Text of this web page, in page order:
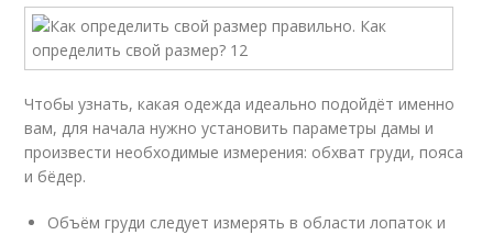
Чтобы узнать, какая одежда идеально подойдёт именно
вам, для начала нужно установить параметры дамы и
произвести необходимые измерения: обхват груди, пояса
и бёдер.
Объём груди следует измерять в области лопаток и